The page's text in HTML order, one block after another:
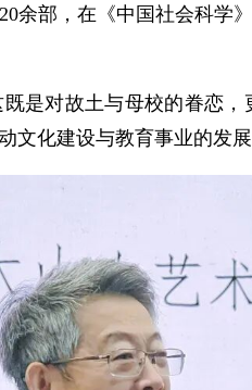
余部，在《中国社会科学
是对故土与母校的眷恋
文化建设与教育事业的发展